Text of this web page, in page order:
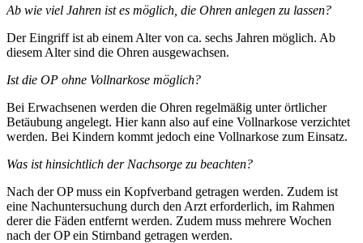
Ab wie viel Jahren ist es möglich, die Ohren anlegen zu lassen?
Der Eingriff ist ab einem Alter von ca. sechs Jahren möglich. Ab
diesem Alter sind die Ohren ausgewachsen.
Ist die OP ohne Vollnarkose möglich?
Bei Erwachsenen werden die Ohren regelmäßig unter örtlicher
Betäubung angelegt. Hier kann also auf eine Vollnarkose verzichtet
werden. Bei Kindern kommt jedoch eine Vollnarkose zum Einsatz.
Was ist hinsichtlich der Nachsorge zu beachten?
Nach der OP muss ein Kopfverband getragen werden. Zudem ist
eine Nachuntersuchung durch den Arzt erforderlich, im Rahmen
derer die Fäden entfernt werden. Zudem muss mehrere Wochen
nach der OP ein Stirnband getragen werden.